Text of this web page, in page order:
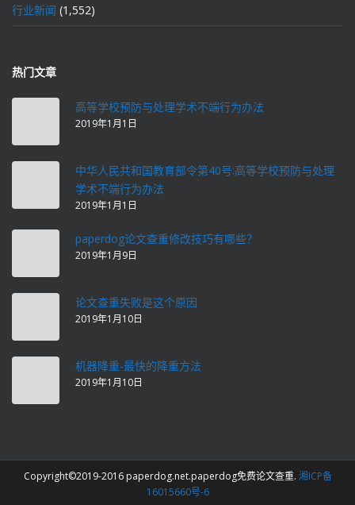
行业新闻 (1,552)
热门文章
高等学校预防与处理学术不端行为办法
2019年1月1日
中华人民共和国教育部令第40号:高等学校预防与处理
学术不端行为办法
2019年1月1日
paperdog论文查重修改技巧有哪些？
2019年1月9日
论文查重失败是这个原因
2019年1月10日
机器降重-最快的降重方法
2019年1月10日
Copyright©2019-2016 paperdog.net.paperdog免费论文查重. 湘ICP备
16015660号-6